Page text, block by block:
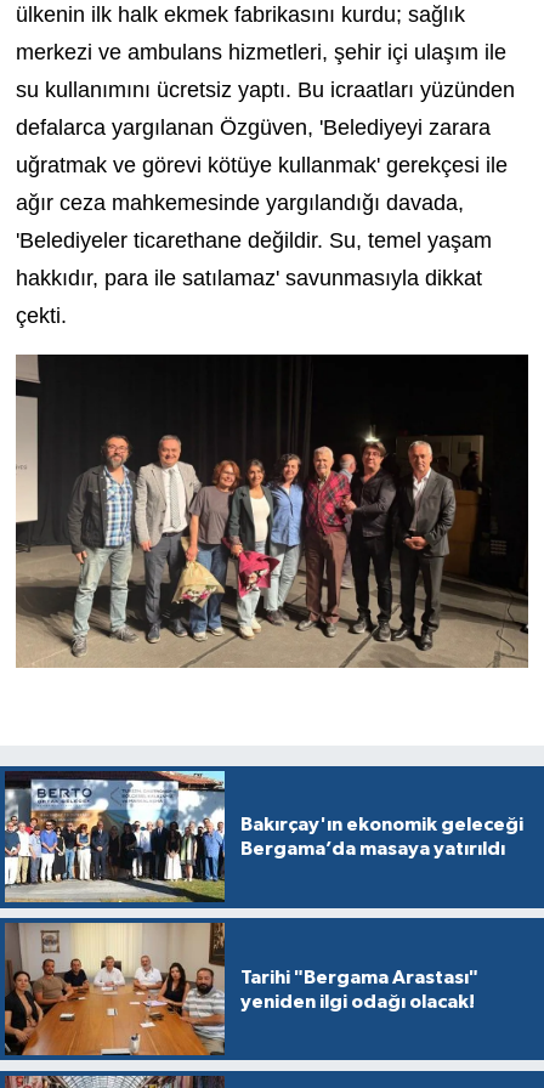
ülkenin ilk halk ekmek fabrikasını kurdu; sağlık
merkezi ve ambulans hizmetleri, şehir içi ulaşım ile
su kullanımını ücretsiz yaptı. Bu icraatları yüzünden
defalarca yargılanan Özgüven, 'Belediyeyi zarara
uğratmak ve görevi kötüye kullanmak' gerekçesi ile
ağır ceza mahkemesinde yargılandığı davada,
'Belediyeler ticarethane değildir. Su, temel yaşam
hakkıdır, para ile satılamaz' savunmasıyla dikkat
çekti.
Bakırçay'ın ekonomik geleceği
Bergama’da masaya yatırıldı
Tarihi "Bergama Arastası"
yeniden ilgi odağı olacak!